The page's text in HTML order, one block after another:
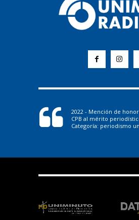
2022 - Mención de
CPB al mérito
Categoría: periodismo